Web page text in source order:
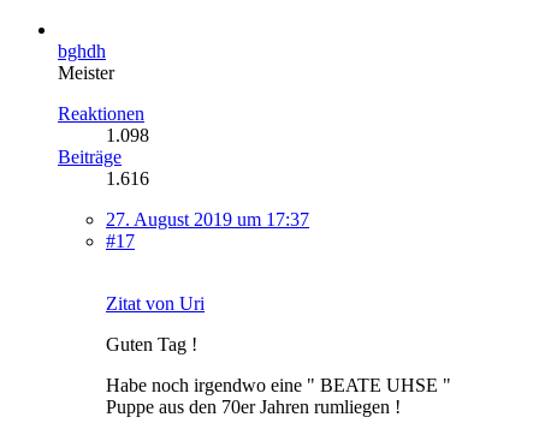
bghdh
Meister
Reaktionen
1.098
Beiträge
1.616
27. August 2019 um 17:37
#17
Zitat von Uri
Guten Tag !
Habe noch irgendwo eine " BEATE UHSE "
Puppe aus den 70er Jahren rumliegen !